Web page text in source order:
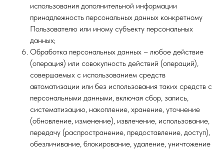
использования дополнительной информации
принадлежность персональных данных конкретному
Пользователю или иному субъекту персональных
данных;
Обработка персональных данных – любое действие
(операция) или совокупность действий (операций),
совершаемых с использованием средств
автоматизации или без использования таких средств с
персональными данными, включая сбор, запись,
систематизацию, накопление, хранение, уточнение
(обновление, изменение), извлечение, использование,
передачу (распространение, предоставление, доступ),
обезличивание, блокирование, удаление, уничтожение